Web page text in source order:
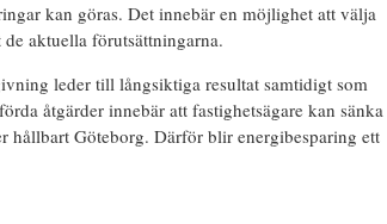
kan göras. Det innebär en möjlighet att välja
aktuella förutsättningarna.
leder till långsiktiga resultat samtidigt som
åtgärder innebär att fastighetsägare kan sänka
hållbart Göteborg. Därför blir energibesparing ett